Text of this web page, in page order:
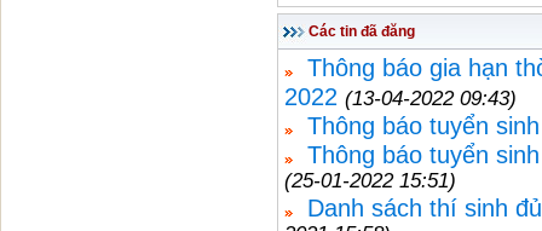
Các tin đã đăng
Thông báo gia hạn
2022 (13-04-2022 09:43)
Thông báo tuyển
Thông báo tuyển
(25-01-2022 15:51)
Danh sách thí sinh